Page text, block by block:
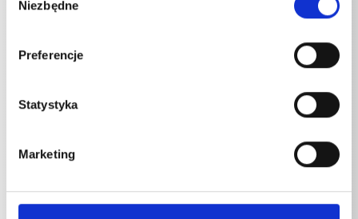
zgody
Niezbędne
Preferencje
Statystyka
Marketing
WSC-RP 780 TS
50Hz
50Hz
WS-RP 1000 TS
50Hz